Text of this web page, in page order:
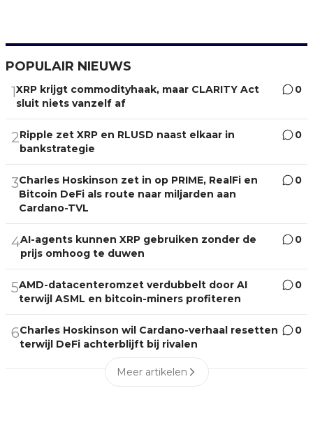
POPULAIR NIEUWS
1XRP krijgt commodityhaak, maar CLARITY Act
sluit niets vanzelf af
0
2Ripple zet XRP en RLUSD naast elkaar in
bankstrategie
0
3Charles Hoskinson zet in op PRIME, RealFi en
Bitcoin DeFi als route naar miljarden aan
Cardano-TVL
0
4AI-agents kunnen XRP gebruiken zonder de
prijs omhoog te duwen
0
5AMD-datacenteromzet verdubbelt door AI
terwijl ASML en bitcoin-miners profiteren
0
6Charles Hoskinson wil Cardano-verhaal resetten
terwijl DeFi achterblijft bij rivalen
0
Meer artikelen